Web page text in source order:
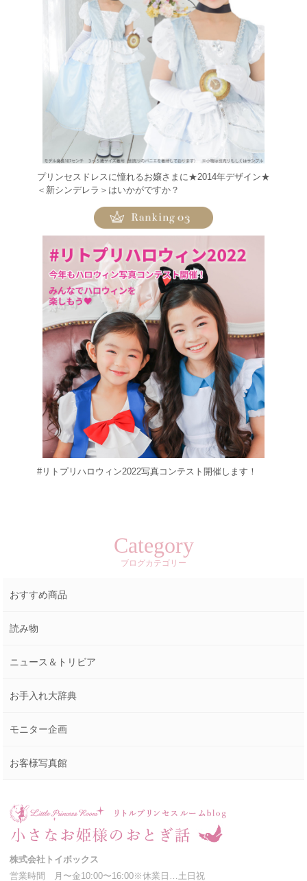
プリンセスドレスに憧れるお嬢さまに★2014年デザイン★
＜新シンデレラ＞はいかがですか？
#リトプリハロウィン2022写真コンテスト開催します！
Category
ブログカテゴリー
おすすめ商品
読み物
ニュース＆トリビア
お手入れ大辞典
モニター企画
お客様写真館
株式会社トイボックス
営業時間 月〜金10:00〜16:00※休業日…土日祝